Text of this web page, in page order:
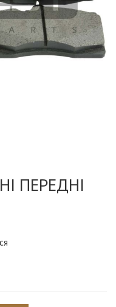
ПЕРЕДНІ